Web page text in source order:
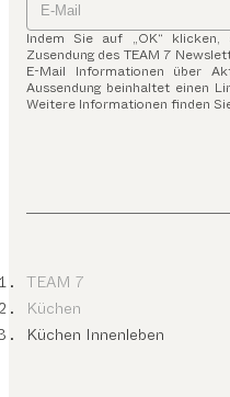
Indem Sie auf „OK“
Zusendung des TEAM 7
E-Mail Informationen über
Aussendung beinhaltet einen
Weitere Informationen finden
TEAM 7
Küchen
Küchen Innenleben